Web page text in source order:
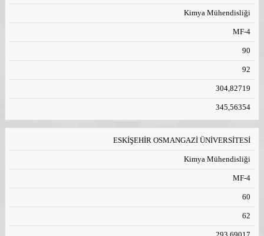
Kimya Mühendisliği
MF-4
90
92
304,82719
345,56354
ESKİŞEHİR OSMANGAZİ ÜNİVERSİTESİ
Kimya Mühendisliği
MF-4
60
62